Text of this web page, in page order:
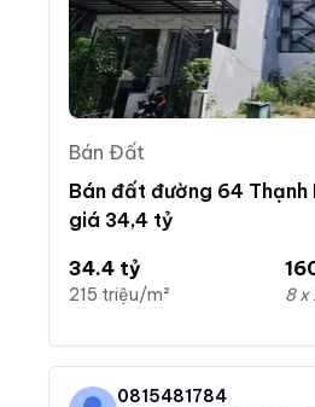
Bán Đất
Bán đất đường 64 Thạnh
giá 34,4 tỷ
34.4 tỷ
215 triệu/m² 8 x
0815481784